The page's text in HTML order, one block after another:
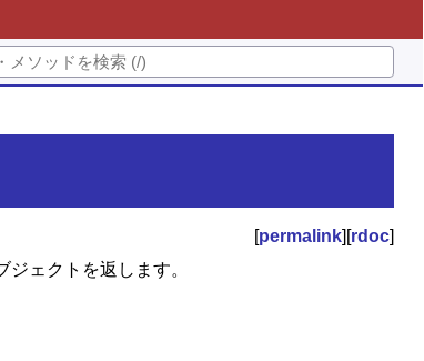
[permalink][rdoc]
ェクトを返します。